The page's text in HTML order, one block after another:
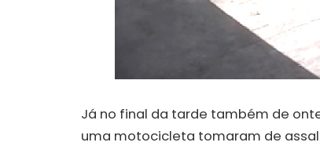
Já no final da tarde também de
uma motocicleta tomaram de